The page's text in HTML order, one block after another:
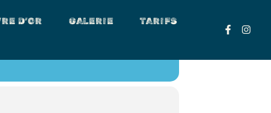
D’OR GALERIE
TARIFS
FESTIVAL